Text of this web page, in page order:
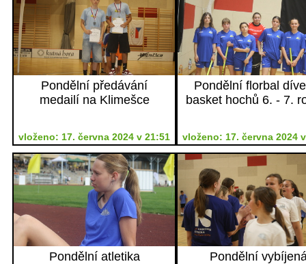
Pondělní předávání
medailí na Klimešce
vloženo: 17. června 2024 v 21:51
Pondělní florbal
basket hochů 6. - 7.
vloženo: 17. června 2024
Pondělní atletika Pondělní